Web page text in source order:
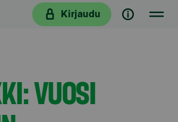
Kirjaudu
VUOSI